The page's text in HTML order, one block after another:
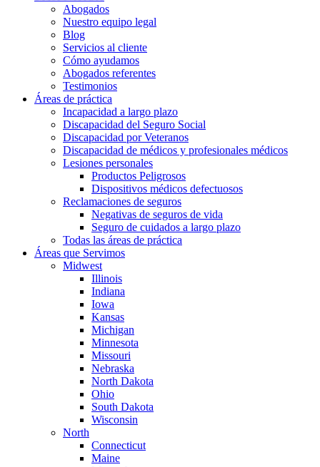
Abogados
Nuestro equipo legal
Blog
Servicios al cliente
Cómo ayudamos
Abogados referentes
Testimonios
Áreas de práctica
Incapacidad a largo plazo
Discapacidad del Seguro Social
Discapacidad por Veteranos
Discapacidad de médicos y profesionales médicos
Lesiones personales
Productos Peligrosos
Dispositivos médicos defectuosos
Reclamaciones de seguros
Negativas de seguros de vida
Seguro de cuidados a largo plazo
Todas las áreas de práctica
Áreas que Servimos
Midwest
Illinois
Indiana
Iowa
Kansas
Michigan
Minnesota
Missouri
Nebraska
North Dakota
Ohio
South Dakota
Wisconsin
North
Connecticut
Maine